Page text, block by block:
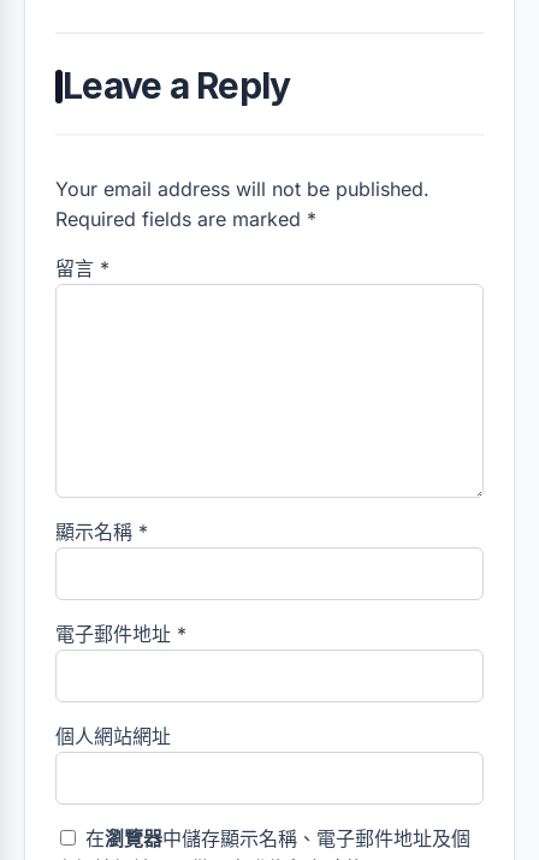
Leave a Reply
Your email address will not be published.
Required fields are marked *
留言 *
顯示名稱 *
電子郵件地址 *
個人網站網址
在瀏覽器中儲存顯示名稱、電子郵件地址及個